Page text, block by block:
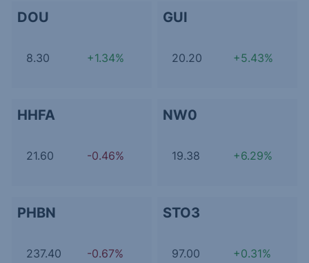
DOU
8.30 +1.34%
GUI
20.20 +5.43%
HHFA
21.60 -0.46%
NW0
19.38 +6.29%
PHBN
237.40 -0.67%
STO3
97.00 +0.31%